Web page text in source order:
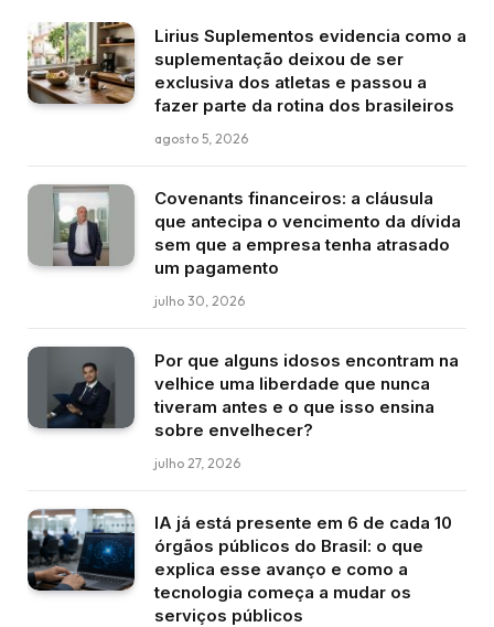
Lirius Suplementos evidencia como a
suplementação deixou de ser
exclusiva dos atletas e passou a
fazer parte da rotina dos brasileiros
agosto 5, 2026
Covenants financeiros: a cláusula
que antecipa o vencimento da dívida
sem que a empresa tenha atrasado
um pagamento
julho 30, 2026
Por que alguns idosos encontram na
velhice uma liberdade que nunca
tiveram antes e o que isso ensina
sobre envelhecer?
julho 27, 2026
IA já está presente em 6 de cada 10
órgãos públicos do Brasil: o que
explica esse avanço e como a
tecnologia começa a mudar os
serviços públicos